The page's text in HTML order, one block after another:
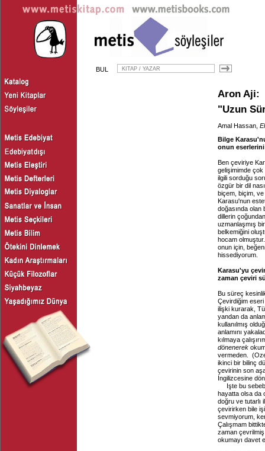
BUL
Aron Aji:
"Uzun
Amal Hassan,
Bilge
onun
Ben çeviriye
gelişimimde
ilgili sorduğu
özgür bir dil
biçem, biçim, ve
Karasu'nun
doğasında olan
dillerin
uzmanlaşmış
belkemiğini
hocam
onun için,
hissediyorum.
Karasu'yu
zaman çeviri
Bu süreç
Çevirdiğim
ilişki kurarak,
yandan da
kullanılmış
anlamını
kılmaya
dönenerek
vermeden.
ikinci bir bilinç
çevirinin son
İngilizcesine
Işte bu
hayatta olsa da
doğru ve tutarlı
çevirirken bile
sevmiyorum,
Çalışmam
zaman çevrilmiş
okumayı davet